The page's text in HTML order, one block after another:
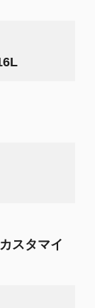
スタマイ